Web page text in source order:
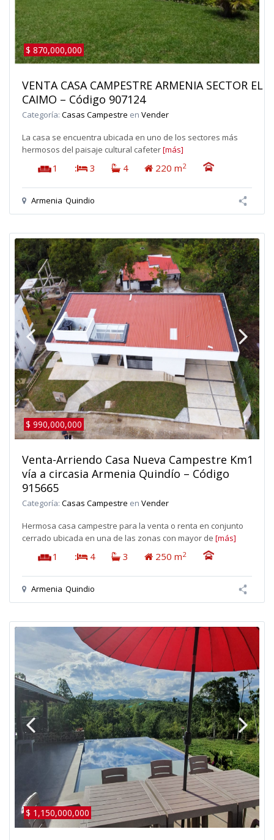
$ 870,000,000
VENTA CASA CAMPESTRE ARMENIA SECTOR EL
CAIMO – Código 907124
Categoría: Casas Campestre en Vender
La casa se encuentra ubicada en uno de los sectores más
hermosos del paisaje cultural cafeter[más]
1 : 3 4 220 m2
Armenia Quindio
$ 990,000,000
Venta-Arriendo Casa Nueva Campestre Km1
vía a circasia Armenia Quindío – Código
915665
Categoría: Casas Campestre en Vender
Hermosa casa campestre para la venta o renta en conjunto
cerrado ubicada en una de las zonas con mayor de [más]
1 : 4 3 250 m2
Armenia Quindio
$ 1,150,000,000